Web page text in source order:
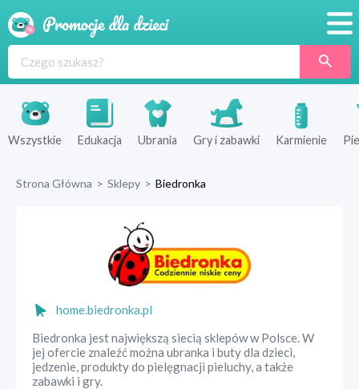
Produkty
Sklepy
Wszystkie Edukacja Ubrania Gry i zabawki Karmienie
Strona Główna > Sklepy > Biedronka
home.biedronka.pl
Biedronka jest największą siecią sklepów w Polsce. W
jej ofercie znaleźć można ubranka i buty dla dzieci,
jedzenie, produkty do pielęgnacji pieluchy, a także
zabawki i gry.